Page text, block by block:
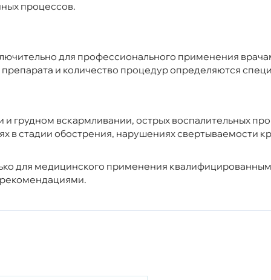
процессов.
для профессионального применения
и количество процедур определяются
грудном вскармливании, острых воспалительных
в стадии обострения, нарушениях свертываемости
для медицинского применения